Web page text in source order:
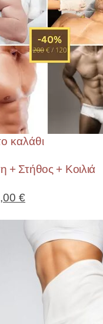
καλάθι
+ Στήθος + Κοιλιά
€